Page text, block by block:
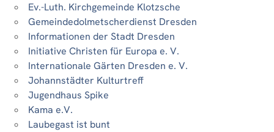
Ev.-Luth. Kirchgemeinde Klotzsche
Gemeindedolmetscherdienst Dresden
Informationen der Stadt Dresden
Initiative Christen für Europa e. V.
Internationale Gärten Dresden e. V.
Johannstädter Kulturtreff
Jugendhaus Spike
Kama e.V.
Laubegast ist bunt